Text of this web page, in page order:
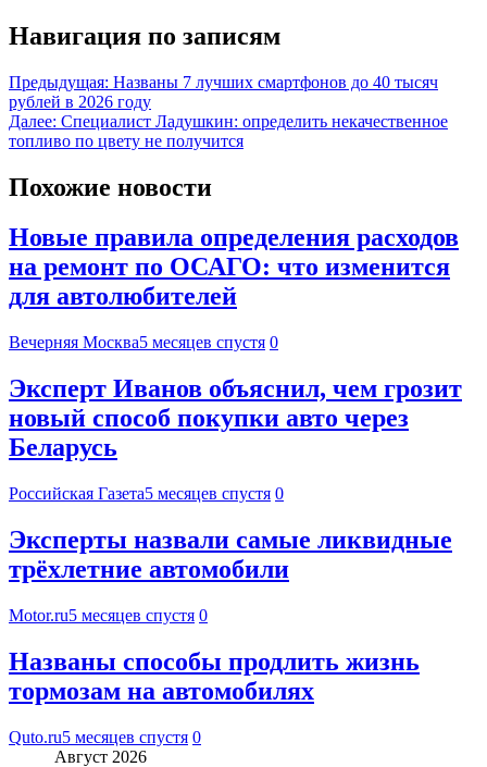
Навигация по записям
Предыдущая: Названы 7 лучших смартфонов до 40 тысяч
рублей в 2026 году
Далее: Специалист Ладушкин: определить некачественное
топливо по цвету не получится
Похожие новости
Новые правила определения расходов
на ремонт по ОСАГО: что изменится
для автолюбителей
Вечерняя Москва5 месяцев спустя 0
Эксперт Иванов объяснил, чем грозит
новый способ покупки авто через
Беларусь
Российская Газета5 месяцев спустя 0
Эксперты назвали самые ликвидные
трёхлетние автомобили
Motor.ru5 месяцев спустя 0
Названы способы продлить жизнь
тормозам на автомобилях
Quto.ru5 месяцев спустя 0
Август 2026